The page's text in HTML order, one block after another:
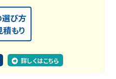
び方
もり
詳しくはこちら